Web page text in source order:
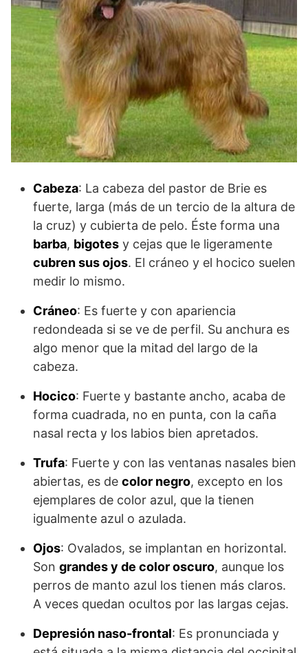
Cabeza: La cabeza del pastor de Brie es
fuerte, larga (más de un tercio de la altura de
la cruz) y cubierta de pelo. Éste forma una
barba, bigotes y cejas que le ligeramente
cubren sus ojos. El cráneo y el hocico suelen
medir lo mismo.
Cráneo: Es fuerte y con apariencia
redondeada si se ve de perfil. Su anchura es
algo menor que la mitad del largo de la
cabeza.
Hocico: Fuerte y bastante ancho, acaba de
forma cuadrada, no en punta, con la caña
nasal recta y los labios bien apretados.
Trufa: Fuerte y con las ventanas nasales bien
abiertas, es de color negro, excepto en los
ejemplares de color azul, que la tienen
igualmente azul o azulada.
Ojos: Ovalados, se implantan en horizontal.
Son grandes y de color oscuro, aunque los
perros de manto azul los tienen más claros.
A veces quedan ocultos por las largas cejas.
Depresión naso-frontal: Es pronunciada y